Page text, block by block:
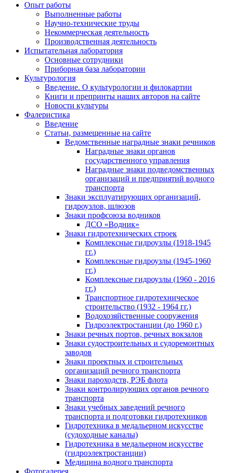
Опыт работы
Выполненные работы
Научно-технические труды
Некоммерческая деятельность
Производственная деятельность
Испытательная лаборатория
Основные сотрудники
Приборная база лаборатории
Культурология
Введение. О культурологии и филокартии
Книги и препринты наших авторов на сайте
Новости культуры
Фалеристика
Введение
Статьи, размещенные на сайте
Ведомственные наградные знаки речников
Наградные знаки органов
государственного управления
Наградные знаки подведомственных
организаций и предприятий водного
транспорта
Знаки эксплуатирующих организаций,
гидроузлов, шлюзов
Знаки профсоюза водников
ДСО «Водник»
Знаки гидротехнических строек
Комплексные гидроузлы (1918-1945
гг.)
Комплексные гидроузлы (1945-1960
гг.)
Комплексные гидроузлы (1960 - 2016
гг.)
Транспортное гидротехническое
строительство (1932 - 1964 гг.)
Водохозяйственные сооружения
Гидроэлектростанции (до 1960 г.)
Знаки речных портов, речных вокзалов
Знаки судостроительных и судоремонтных
заводов
Знаки проектных и строительных
организаций речного транспорта
Знаки пароходств, РЭБ флота
Знаки контролирующих органов речного
транспорта
Знаки учебных заведений речного
транспорта и подготовки гидротехников
Гидротехника в медальерном искусстве
(судоходные каналы)
Гидротехника в медальерном искусстве
(гидроэлектростанции)
Медицина водного транспорта